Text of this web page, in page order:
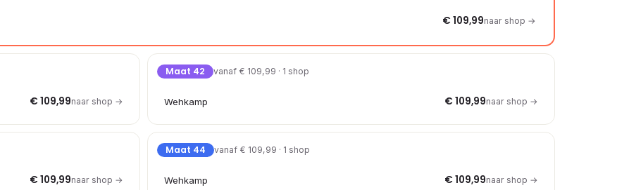
€ 109,99naar shop →
€ 109,99naar shop →
Maat 42 vanaf € 109,99 · 1 shop
Wehkamp € 109,99naar shop →
€ 109,99naar shop →
Maat 44 vanaf € 109,99 · 1 shop
Wehkamp € 109,99naar shop →